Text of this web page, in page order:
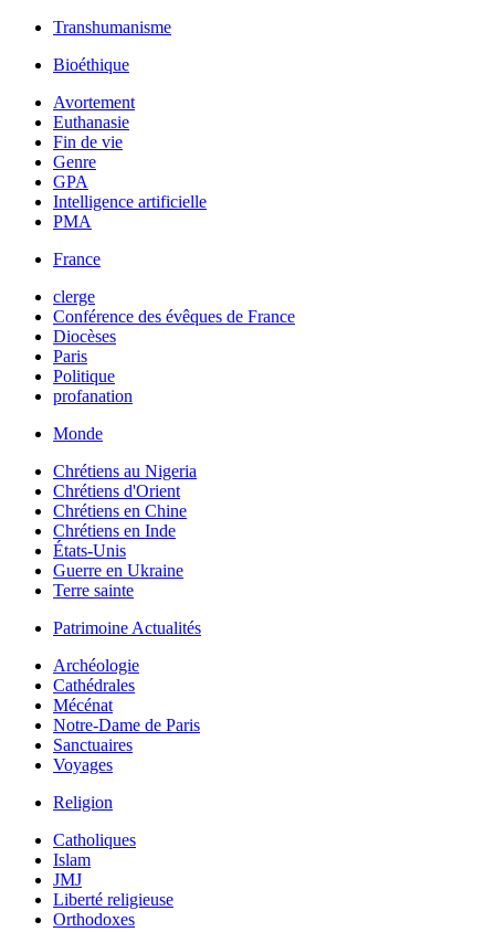
Transhumanisme
Bioéthique
Avortement
Euthanasie
Fin de vie
Genre
GPA
Intelligence artificielle
PMA
France
clerge
Conférence des évêques de France
Diocèses
Paris
Politique
profanation
Monde
Chrétiens au Nigeria
Chrétiens d'Orient
Chrétiens en Chine
Chrétiens en Inde
États-Unis
Guerre en Ukraine
Terre sainte
Patrimoine Actualités
Archéologie
Cathédrales
Mécénat
Notre-Dame de Paris
Sanctuaires
Voyages
Religion
Catholiques
Islam
JMJ
Liberté religieuse
Orthodoxes